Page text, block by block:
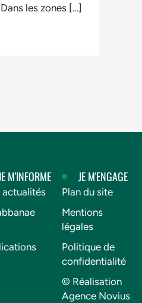
les zones […]
M'INFORME
actualités
JE M'ENGAGE
Plan du site
Mentions
légales
Politique de
confidentialité
© Réalisation
Agence Novius